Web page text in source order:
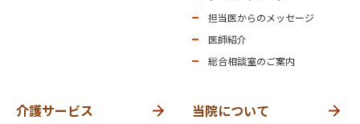
担当医からのメッセージ
医師紹介
総合相談室のご案内
介護サービス 当院について